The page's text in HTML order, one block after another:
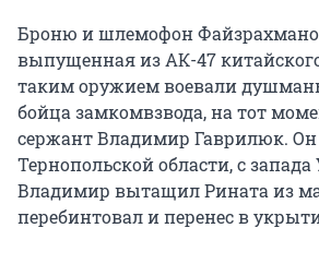
Броню и шлемофон
выпущенная из АК-47
таким оружием воевали
бойца замкомвзвода, на тот
сержант Владимир Гаврилюк.
Тернопольской области, с
Владимир вытащил Рината из
перебинтовал и перенес в